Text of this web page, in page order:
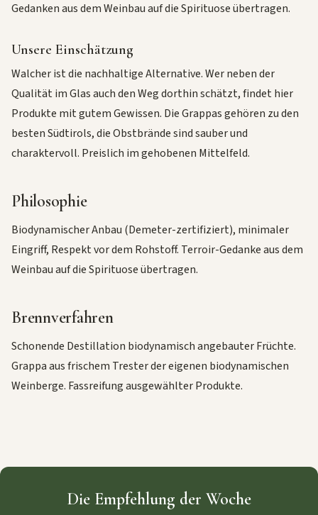
Gedanken aus dem Weinbau auf die Spirituose übertragen.
Unsere Einschätzung
Walcher ist die nachhaltige Alternative. Wer neben der
Qualität im Glas auch den Weg dorthin schätzt, findet hier
Produkte mit gutem Gewissen. Die Grappas gehören zu den
besten Südtirols, die Obstbrände sind sauber und
charaktervoll. Preislich im gehobenen Mittelfeld.
Philosophie
Biodynamischer Anbau (Demeter-zertifiziert), minimaler
Eingriff, Respekt vor dem Rohstoff. Terroir-Gedanke aus dem
Weinbau auf die Spirituose übertragen.
Brennverfahren
Schonende Destillation biodynamisch angebauter Früchte.
Grappa aus frischem Trester der eigenen biodynamischen
Weinberge. Fassreifung ausgewählter Produkte.
Die Empfehlung der Woche